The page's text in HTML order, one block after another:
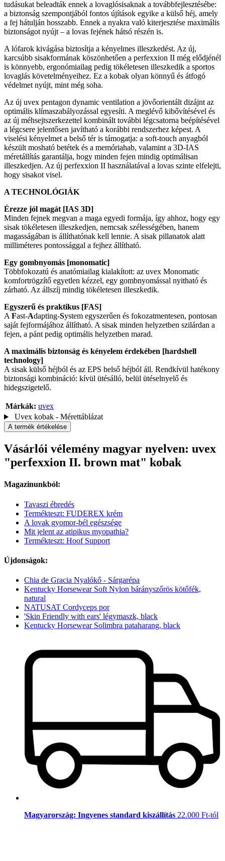
tudásukat beleadták ennek a lovaglósisaknak a továbbfejlesztésébe:
a biztonság szempontjából fontos újítások egyike a külső héj, amely
a fej hátulján hosszabb. Ennek a nyakra való kiterjesztése maximális
biztonságot nyújt – a lovas fejének hátsó részén is.
A lófarok kivágása biztosítja a kényelmes illeszkedést. Az új,
karcsúbb sisakformának köszönhetően a perfexxion II még elődjénél
is könnyebb, ergonómiailag pedig tökéletesen illeszkedik a sportos
lovaglás követelményeihez. Ez a kobak olyan könnyű és átfogó
védelmet nyújt, mint még soha.
Az új uvex pentagon dynamic ventilation a jövőorientált dizájnt az
optimális klímaszabályozással egyesíti. A meglévő kibővítésével és
az új méhsejtszerkezettel kombinált további légcsatorna beépítésével
a légcsere jelentősen javítható a korábbi rendszerhez képest. A
viselési kényelmet a belső tér is támogatja: a soft-touch anyagból
készült mosható betétek és a memóriahab, valamint a 3D-IAS
méretállítás garantálja, hogy minden fejen mindig optimálisan
illeszkedjen. Az új perfexxion II használatával a lovas szinte elfelejti,
hogy sisakot visel.
A TECHNOLÓGIÁK
Érezze jól magát [IAS 3D]
Minden fejnek megvan a maga egyedi formája, így ahhoz, hogy egy
sisak tökéletesen illeszkedjen, nemcsak szélességében, hanem
magasságában is állíthatónak kell lennie. A sisak pillanatok alatt
milliméteres pontossággal a fejhez állítható.
Egy gombnyomás [monomatic]
Többfokozatú és anatómiailag kialakított: az uvex Monomatic
komfortrögzítő egyetlen kézzel, egy gombnyomással nyitható és
zárható. Az állszíj mindig tökéletesen illeszkedik.
Egyszerű és praktikus [FAS]
A Fast-Adapting-System egyszerűen és fokozatmentesen, pontosan
saját fejformájához állítható. A sisak minden helyzetben szilárdan a
fejen, a pánt pedig optimális helyzetben marad.
A maximális biztonság és kényelem érdekében [hardshell
technology]
A sisak külső héjból és az EPS belső héjból áll. Rendkívül hatékony
biztonsági kombináció: kívül ütésálló, belül ütéselnyelő és
hidegszigetelő.
Márkák: uvex
Uvex kobak - Mérettáblázat
A termék értékelése
Vásárlói vélemény magyar nyelven: uvex
"perfexxion II. brown mat" kobak
Magazinunkból:
Tavaszi ébredés
Termékteszt: FUDEREX krém
A lovak gyomor-bél egészsége
Mit jelent az atipikus myopathia?
Termékteszt: Hoof Support
Újdonságok:
Chia de Gracia Nyalókő - Sárgarépa
Kentucky Horsewear Soft Nylon bárányszőrös kötőfék,
natural
NATUSAT Cordyceps por
'Skin Friendly with ears' légymaszk, black
Kentucky Horsewear Solimbra pataharang, black
Magyarország: Ingyenes standard kiszállítás 22.000 Ft-tól